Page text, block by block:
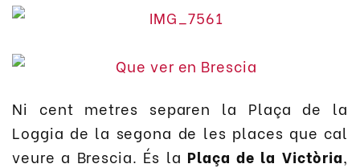
Ni cent metres separen la Plaça de la
Loggia de la segona de les places que cal
veure a Brescia. És la Plaça de la Victòria,